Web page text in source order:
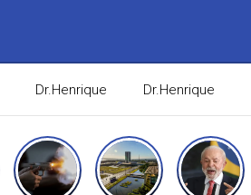
Dr.Henrique Dr.Henrique